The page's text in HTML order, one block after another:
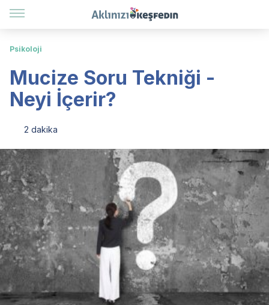
Psikoloji
Mucize Soru Tekniği -
Neyi İçerir?
2 dakika